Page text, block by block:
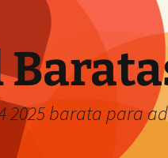
2025 barata para